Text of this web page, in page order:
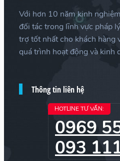
Với hơn 10 năm kinh
đối tác trong lĩnh vực pháp
trợ tốt nhất cho khách hàng
quá trình hoạt động và kinh
Thông tin liên hệ
HOTLINE TƯ VẤN:
0969
093